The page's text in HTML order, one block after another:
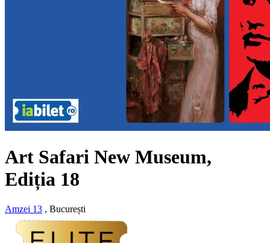
Art Safari New Museum,
Ediția 18
Amzei 13 , București